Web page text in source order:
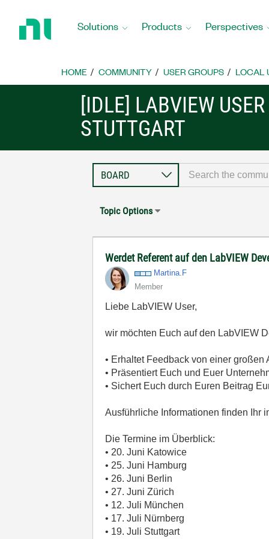
Home
Solutions Products Perspectives
HOME COMMUNITY USER GROUPS LOCAL
[IDLE] LABVIEW
STUTTGART
Topic Options
Werdet Referent auf den LabVIEW
Martina.F
Member
Liebe LabVIEW User,
wir möchten Euch auf den LabVIEW
• Erhaltet Feedback von einer großen
• Präsentiert Euch und Euer
• Sichert Euch durch Euren Beitrag
Ausführliche Informationen finden Ihr
Die Termine im Überblick:
• 20. Juni Katowice
• 25. Juni Hamburg
• 26. Juni Berlin
• 27. Juni Zürich
• 12. Juli München
• 17. Juli Nürnberg
• 19. Juli Stuttgart